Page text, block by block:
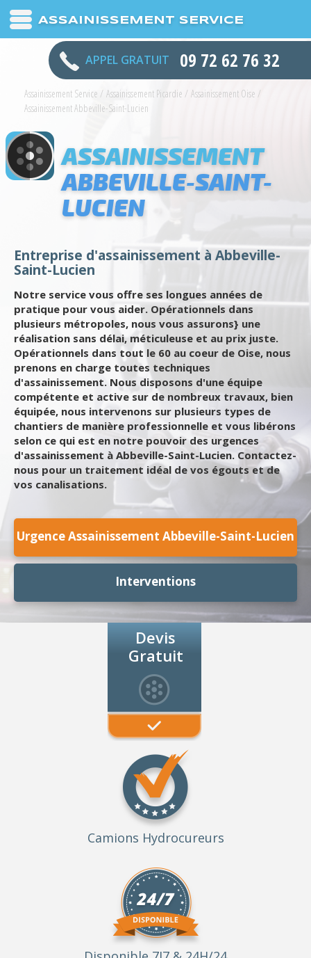
ASSAINISSEMENT SERVICE
APPEL GRATUIT 09 72 62 76 32
Assainissement Service / Assainissement Picardie / Assainissement Oise /
Assainissement Abbeville-Saint-Lucien
ASSAINISSEMENT
ABBEVILLE-SAINT-
LUCIEN
Entreprise d'assainissement à Abbeville-
Saint-Lucien
Notre service vous offre ses longues années de
pratique pour vous aider. Opérationnels dans
plusieurs métropoles, nous vous assurons} une
réalisation sans délai, méticuleuse et au prix juste.
Opérationnels dans tout le 60 au coeur de Oise, nous
prenons en charge toutes techniques
d'assainissement. Nous disposons d'une équipe
compétente et active sur de nombreux travaux, bien
équipée, nous intervenons sur plusieurs types de
chantiers de manière professionnelle et vous libérons
selon ce qui est en notre pouvoir des urgences
d'assainissement à Abbeville-Saint-Lucien. Contactez-
nous pour un traitement idéal de vos égouts et de
vos canalisations.
Urgence Assainissement Abbeville-Saint-Lucien
Interventions
Devis
Gratuit
Camions Hydrocureurs